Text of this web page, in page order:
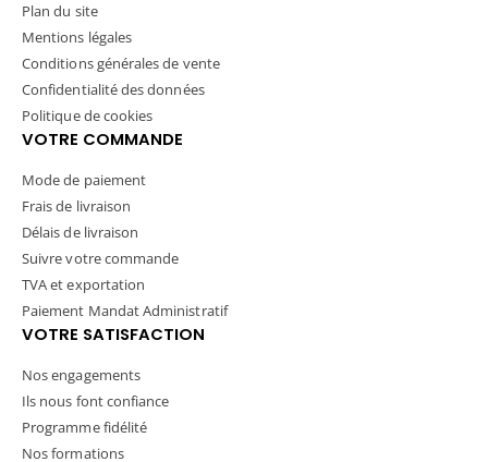
Plan du site
Mentions légales
Conditions générales de vente
Confidentialité des données
Politique de cookies
VOTRE COMMANDE
Mode de paiement
Frais de livraison
Délais de livraison
Suivre votre commande
TVA et exportation
Paiement Mandat Administratif
VOTRE SATISFACTION
Nos engagements
Ils nous font confiance
Programme fidélité
Nos formations